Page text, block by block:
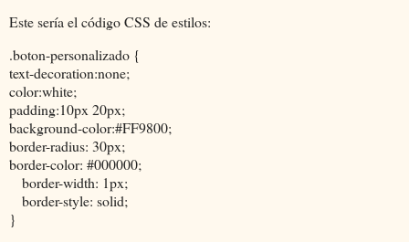
Este sería el código CSS de estilos:
.boton-personalizado {
text-decoration:none;
color:white;
padding:10px 20px;
background-color:#FF9800;
border-radius: 30px;
border-color: #000000;
border-width: 1px;
border-style: solid;
}